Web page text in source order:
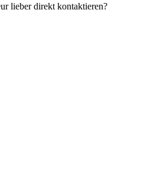
lieber direkt kontaktieren?